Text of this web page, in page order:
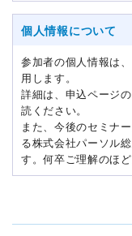
個人情報について
参加者の個人情報は
用します。
詳細は、申込ページ
読ください。
また、今後のセミナ
る株式会社パーソル
す。何卒ご理解のほ